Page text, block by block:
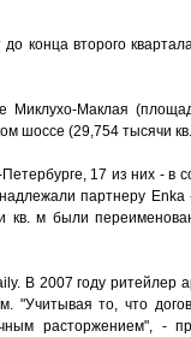
конца второго
Миклухо-Маклая
шоссе (29,754 тысячи
17 из них - в
партнеру Enka
кв. м были
В 2007 году ритейлер
"Учитывая то, что
расторжением", -